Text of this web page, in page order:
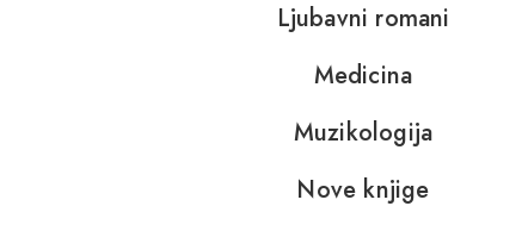
Ljubavni romani
Medicina
Muzikologija
Nove knjige